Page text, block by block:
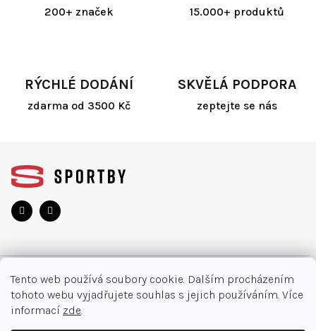
Tento web používá soubory cookie. Dalším procházením
tohoto webu vyjadřujete souhlas s jejich používáním. Více
informací zde.
200+ značek 15.000+ produktů
RÝCHLÉ DODÁNÍ
zdarma od 3500 Kč
SKVĚLÁ PODPORA
zeptejte se nás
O NÁKUPU
Akce
Nejčastější otázky
INFORMACE